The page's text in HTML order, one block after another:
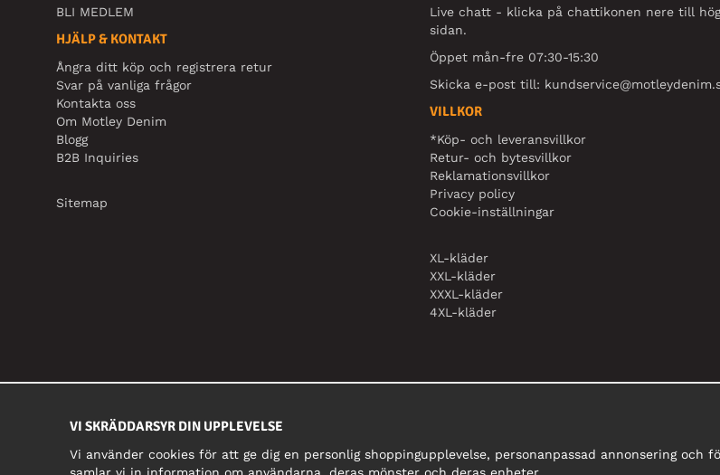
BLI MEDLEM
HJÄLP & KONTAKT
Ångra ditt köp och registrera retur
Svar på vanliga frågor
Kontakta oss
Om Motley Denim
Blogg
B2B Inquiries
Sitemap
Live chatt - klicka på chattikonen nere till
sidan.
Öppet mån-fre 07:30-15:30
Skicka e-post till:
VILLKOR
*Köp- och leveransvillkor
Retur- och bytesvillkor
Reklamationsvillkor
Privacy policy
Cookie-inställningar
XL-kläder
XXL-kläder
XXXL-kläder
4XL-kläder
VI SKRÄDDARSYR DIN UPPLEVELSE
Vi använder cookies för att ge dig en personlig shoppingupplevelse, personanpassad annonsering